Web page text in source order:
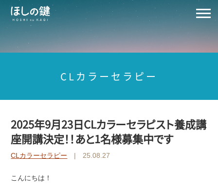
CLカラーセラピー
2025年9月23日CLカラーセラピスト養成講
座開講決定！！あと1名様募集中です
CLカラーセラピー | 25.08.27
こんにちは！